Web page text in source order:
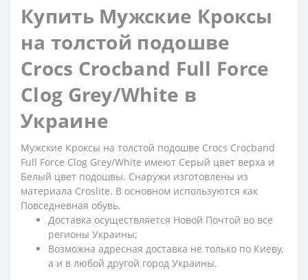
Купить Мужские Кроксы
на толстой подошве
Crocs Crocband Full Force
Clog Grey/White в
Украине
Мужские Кроксы на толстой подошве Crocs Crocband
Full Force Clog Grey/White имеют Серый цвет верха и
Белый цвет подошвы. Снаружи изготовлены из
материала Croslite. В основном используются как
Повседневная обувь.
Доставка осуществляется Новой Почтой во все
регионы Украины;
Возможна адресная доставка не только по Киеву,
а и в любой другой город Украины.